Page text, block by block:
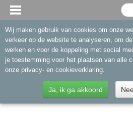
Wij maken gebruik van cookies om onze
verkeer op de website te analyseren, om
werken en voor de koppeling met social
je toestemming voor het plaatsen van alle
onze privacy- en cookieverklaring.
Ja, ik ga akkoord